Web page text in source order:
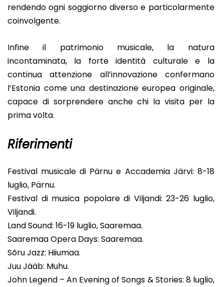
rendendo ogni soggiorno diverso e particolarmente
coinvolgente.
Infine il patrimonio musicale, la natura
incontaminata, la forte identità culturale e la
continua attenzione all’innovazione confermano
l’Estonia come una destinazione europea originale,
capace di sorprendere anche chi la visita per la
prima volta.
Riferimenti
Festival musicale di Pärnu e Accademia Järvi: 8-18
luglio, Pärnu.
Festival di musica popolare di Viljandi: 23-26 luglio,
Viljandi.
Land Sound: 16-19 luglio, Saaremaa.
Saaremaa Opera Days: Saaremaa.
Sõru Jazz: Hiiumaa.
Juu Jääb: Muhu.
John Legend – An Evening of Songs & Stories: 8 luglio,